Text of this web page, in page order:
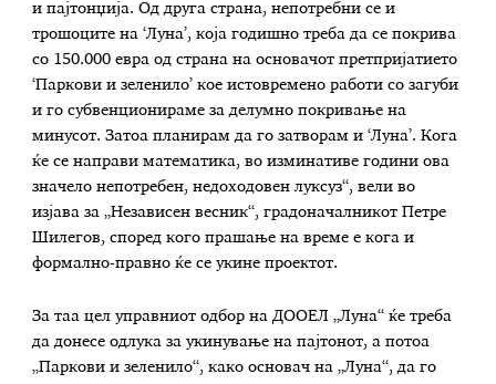
и пајтонџија. Од друга страна, непотребни се и
трошоците на ‘Луна’, која годишно треба да се покрива
со 150.000 евра од страна на основачот претпријатието
‘Паркови и зеленило’ кое истовремено работи со загуби
и го субвенционираме за делумно покривање на
минусот. Затоа планирам да го затворам и ‘Луна’. Кога
ќе се направи математика, во изминативе години ова
значело непотребен, недоходовен луксуз“, вели во
изјава за „Независен весник“, градоначалникот Петре
Шилегов, според кого прашање на време е кога и
формално-правно ќе се укине проектот.
За таа цел управниот одбор на ДООЕЛ „Луна“ ќе треба
да донесе одлука за укинување на пајтонот, а потоа
„Паркови и зеленило“, како основач на „Луна“, да го